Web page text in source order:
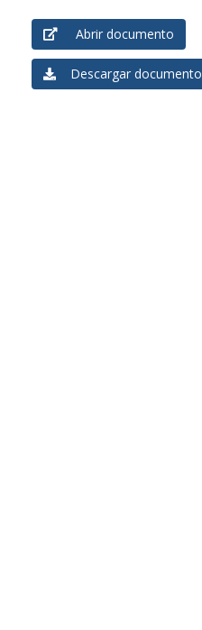
Abrir documento
Descargar documento